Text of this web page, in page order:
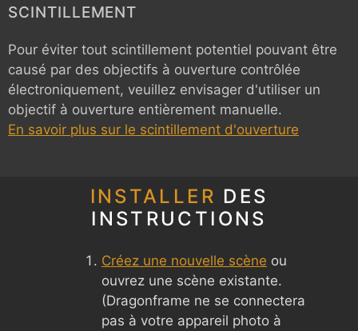
SCINTILLEMENT
Pour éviter tout scintillement potentiel pouvant être
causé par des objectifs à ouverture contrôlée
électroniquement, veuillez envisager d'utiliser un
objectif à ouverture entièrement manuelle.
En savoir plus sur le scintillement d'ouverture
INSTALLER DES
INSTRUCTIONS
Créez une nouvelle scène ou
ouvrez une scène existante.
(Dragonframe ne se connectera
pas à votre appareil photo à